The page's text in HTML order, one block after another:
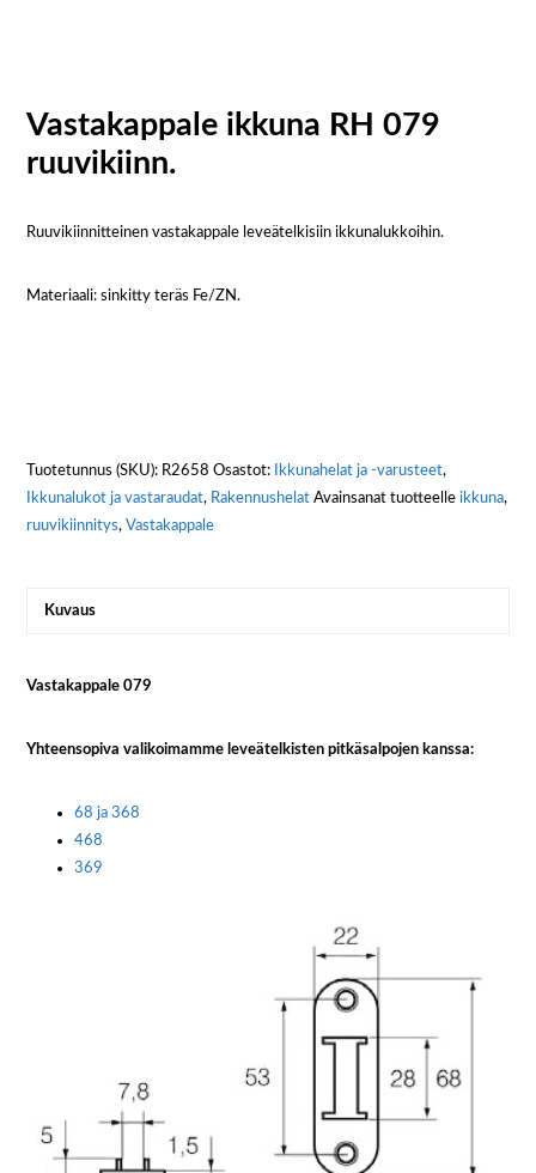
Vastakappale ikkuna RH 079
ruuvikiinn.
Ruuvikiinnitteinen vastakappale leveätelkisiin ikkunalukkoihin.
Materiaali: sinkitty teräs Fe/ZN.
Tuotetunnus (SKU): R2658 Osastot: Ikkunahelat ja -varusteet,
Ikkunalukot ja vastaraudat, Rakennushelat Avainsanat tuotteelle ikkuna,
ruuvikiinnitys,Vastakappale
Kuvaus
Vastakappale 079
Yhteensopiva valikoimamme leveätelkisten pitkäsalpojen kanssa:
68 ja 368
468
369